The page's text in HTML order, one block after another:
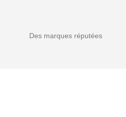
Des marques réputées